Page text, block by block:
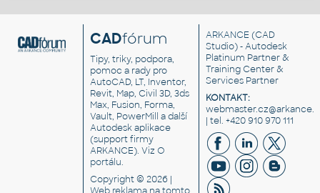
CADfórum
Tipy, triky, podpora,
pomoc a rady pro
AutoCAD, LT, Inventor,
Revit, Map, Civil 3D, 3ds
Max, Fusion, Forma,
Vault, PowerMill a další
Autodesk aplikace
(support firmy
ARKANCE). VizO
portálu.
Copyright © 2026 |
Web reklama na tomto
ARKANCE (CAD
Studio) - Autodesk
Platinum Partner &
Training Center &
Services Partner
KONTAKT:
| tel. +420 910 970 111